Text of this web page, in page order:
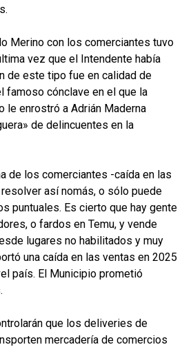
Merino con los comerciantes tuvo
vez que el Intendente había
de este tipo fue en calidad de
famoso cónclave en el que la
le enrostró a Adrián Maderna
de delincuentes en la
de los comerciantes -caída en las
así nomás, o sólo puede
puntuales. Es cierto que hay gente
o fardos en Temu, y vende
lugares no habilitados y muy
una caída en las ventas en 2025
país. El Municipio prometió
que los deliveries de
mercadería de comercios